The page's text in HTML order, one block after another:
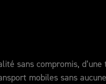
sans compromis,
mobiles sans